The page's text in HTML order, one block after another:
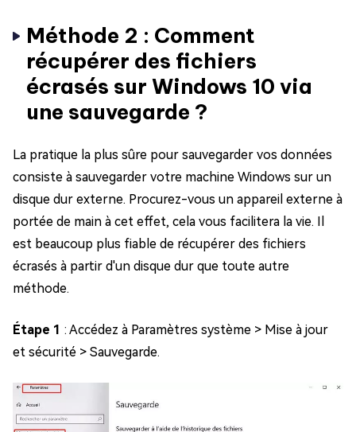
Méthode 2 : Comment
récupérer des fichiers
écrasés sur Windows 10 via
une sauvegarde ?
La pratique la plus sûre pour sauvegarder vos données
consiste à sauvegarder votre machine Windows sur un
disque dur externe. Procurez-vous un appareil externe à
portée de main à cet effet, cela vous facilitera la vie. Il
est beaucoup plus fiable de récupérer des fichiers
écrasés à partir d'un disque dur que toute autre
méthode.
Étape 1 : Accédez à Paramètres système > Mise à jour
et sécurité > Sauvegarde.